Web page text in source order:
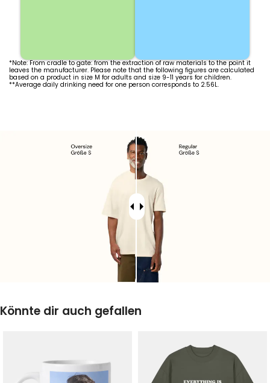
*Note: From cradle to gate: from the extraction of raw materials to the point it
leaves the manufacturer. Please note that the following figures are calculated
based on a product in size M for adults and size 9-11 years for children.
**Average daily drinking need for one person corresponds to 2.56L.
Könnte dir auch gefallen